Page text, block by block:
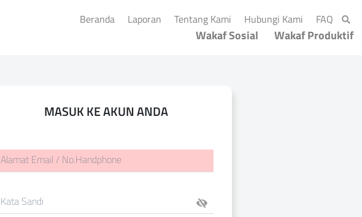
Beranda(current)
Laporan(current)
Tentang Kami(current)
Hubungi Kami(current)
FAQ(current)
Wakaf Sosial Wakaf Produktif
MASUK KE AKUN ANDA
Alamat Email / No.Handphone
Kata Sandi